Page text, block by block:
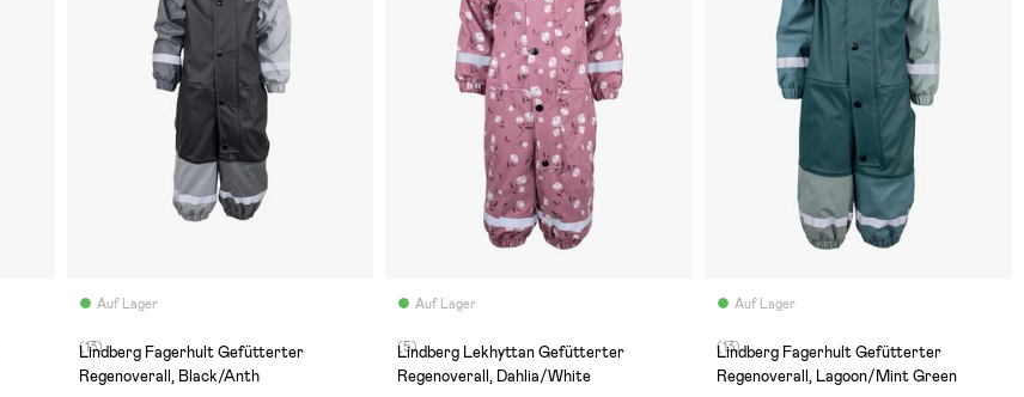
Auf Lager
(13)
Lindberg Fagerhult Gefütterter
Regenoverall, Black/Anth
Auf Lager
(5)
Lindberg Lekhyttan Gefütterter
Regenoverall, Dahlia/White
Auf Lager
(13)
Lindberg Fagerhult Gefütterter
Regenoverall, Lagoon/Mint Green